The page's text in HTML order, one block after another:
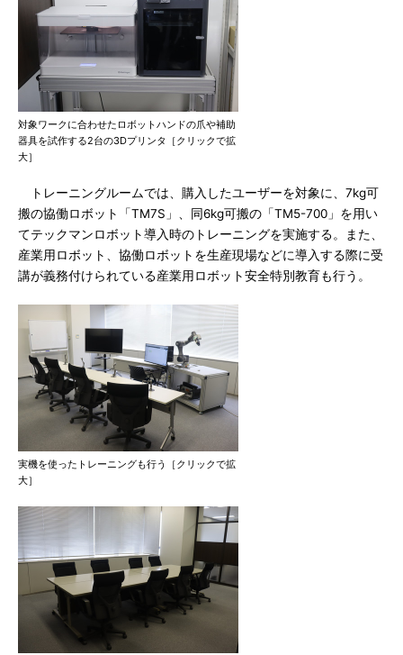
対象ワークに合わせたロボットハンドの爪や補助
器具を試作する2台の3Dプリンタ［クリックで拡
大］
トレーニングルームでは、購入したユーザーを対象に、7kg可
搬の協働ロボット「TM7S」、同6kg可搬の「TM5-700」を用い
てテックマンロボット導入時のトレーニングを実施する。また、
産業用ロボット、協働ロボットを生産現場などに導入する際に受
講が義務付けられている産業用ロボット安全特別教育も行う。
実機を使ったトレーニングも行う［クリックで拡
大］